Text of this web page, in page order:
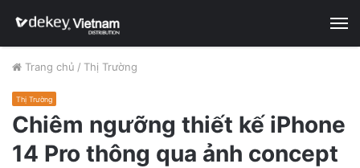
Trang chủ / Thị Trường
Thị Trường
Chiêm ngưỡng thiết kế iPhone
14 Pro thông qua ảnh concept